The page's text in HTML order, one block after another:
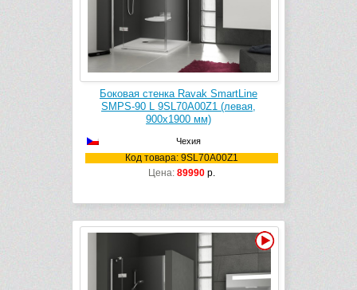
Боковая стенка Ravak SmartLine
SMPS-90 L 9SL70A00Z1 (левая,
900х1900 мм)
Чехия
Код товара: 9SL70A00Z1
Цена: 89990 р.